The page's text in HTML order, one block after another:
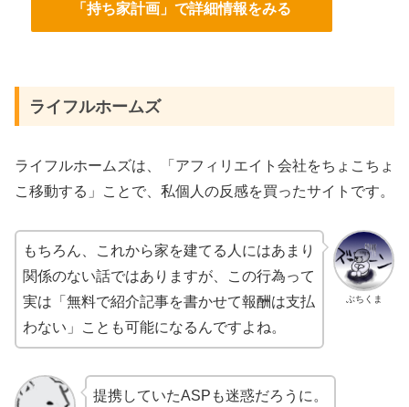
「持ち家計画」で詳細情報をみる
ライフルホームズ
ライフルホームズは、「アフィリエイト会社をちょこちょ
こ移動する」ことで、私個人の反感を買ったサイトです。
ぶちくま
もちろん、これから家を建てる人にはあまり
関係のない話ではありますが、この行為って
実は「無料で紹介記事を書かせて報酬は支払
わない」ことも可能になるんですよね。
提携していたASPも迷惑だろうに。